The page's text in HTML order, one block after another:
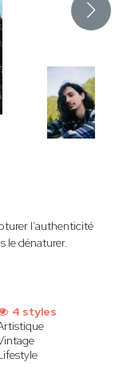
l’authenticité
le dénaturer.
4 styles